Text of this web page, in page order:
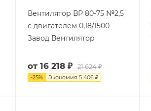
Вентилятор ВР 80-75 №2,5
с двигателем 0,18/1500
Завод Вентилятор
от 16 218 ₽ 21 624 ₽
-25% Экономия 5 406 ₽